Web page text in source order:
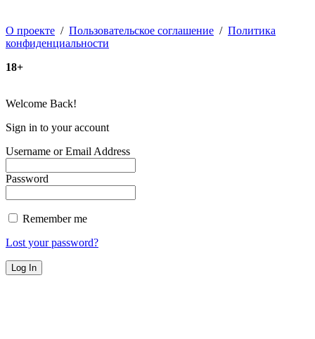
О проекте / Пользовательское соглашение / Политика
конфиденциальности
18+
Welcome Back!
Sign in to your account
Username or Email Address
Password
Remember me
Lost your password?